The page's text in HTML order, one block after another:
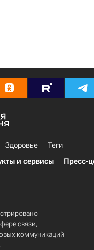
Здоровье
Теги
и сервисы Пресс-
связи,
коммуникаций